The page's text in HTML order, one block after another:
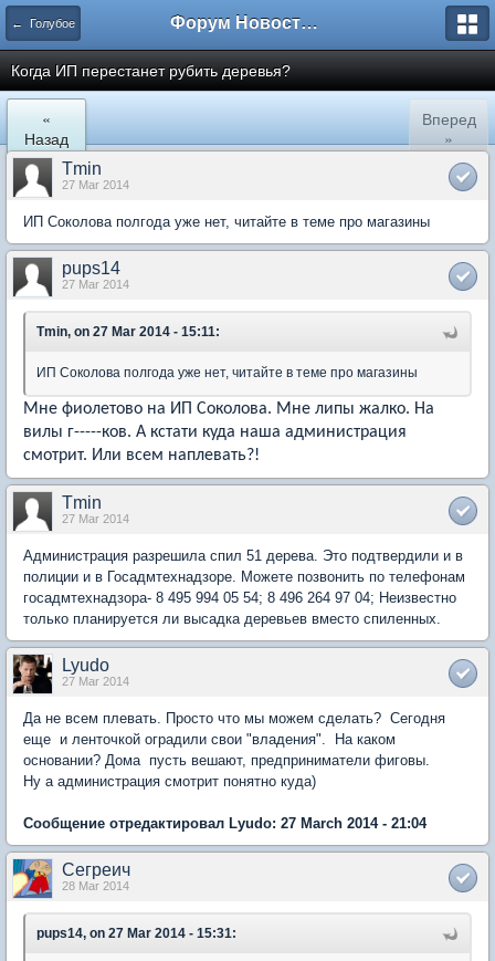
← Голубое Форум Новостройки
Когда ИП перестанет рубить деревья?
«
Назад
Вперед
»
Tmin
27 Mar 2014
ИП Соколова полгода уже нет, читайте в теме про магазины
pups14
27 Mar 2014
Tmin, on 27 Mar 2014 - 15:11:
ИП Соколова полгода уже нет, читайте в теме про магазины
Мне фиолетово на ИП Соколова. Мне липы жалко. На
вилы г-----ков. А кстати куда наша администрация
смотрит. Или всем наплевать?!
Tmin
27 Mar 2014
Администрация разрешила спил 51 дерева. Это подтвердили и в
полиции и в Госадмтехнадзоре. Можете позвонить по телефонам
госадмтехнадзора- 8 495 994 05 54; 8 496 264 97 04; Неизвестно
только планируется ли высадка деревьев вместо спиленных.
Lyudo
27 Mar 2014
Да не всем плевать. Просто что мы можем сделать? Сегодня
еще и ленточкой оградили свои "владения". На каком
основании? Дома пусть вешают, предприниматели фиговы.
Ну а администрация смотрит понятно куда)
Сообщение отредактировал Lyudo: 27 March 2014 - 21:04
Сегреич
28 Mar 2014
pups14, on 27 Mar 2014 - 15:31: